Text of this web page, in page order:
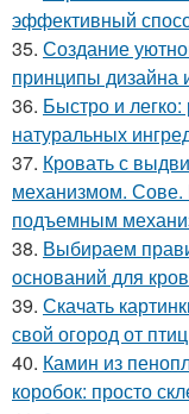
эффективный
35. Создание
принципы дизайна
36. Быстро и
натуральных
37. Кровать с
механизмом. Сове.
подъемным
38. Выбираем
оснований для
39. Скачать
свой огород от птиц
40. Камин из
коробок: просто